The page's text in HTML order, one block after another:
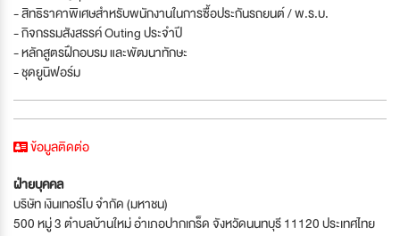
- สิทธิราคาพิเศษสำหรับพนักงานในการซื้อประกันรถยนต์ / พ.ร.บ.
- กิจกรรมสังสรรค์ Outing ประจำปี
- หลักสูตรฝึกอบรม และพัฒนาทักษะ
- ชุดยูนิฟอร์ม
ข้อมูลติดต่อ
ฝ่ายบุคคล
บริษัท เงินเทอร์โบ จำกัด (มหาชน)
500 หมู่ 3 ตำบลบ้านใหม่ อำเภอปากเกร็ด จังหวัดนนทบุรี 11120 ประเทศไทย